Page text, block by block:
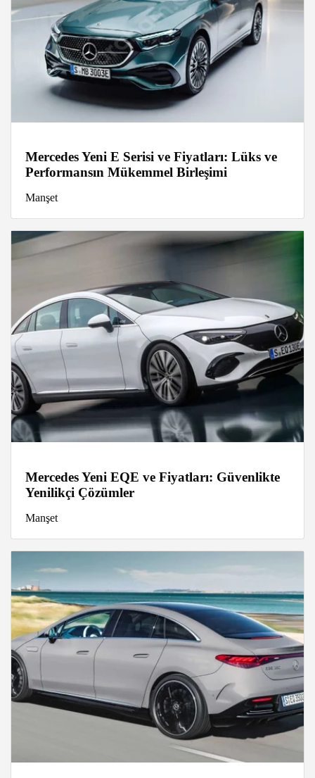
Mercedes Yeni E Serisi ve Fiyatları: Lüks ve
Performansın Mükemmel Birleşimi
Manşet
Mercedes Yeni EQE ve Fiyatları: Güvenlikte
Yenilikçi Çözümler
Manşet